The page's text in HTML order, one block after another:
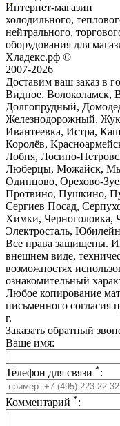
Интернет-магазин
холодильного,
нейтрального,
оборудования для
Хладекс.рф ©
2007-2026
Доставим ваш заказ в
Видное, Волоколамск,
Долгопрудный,
Железнодорожный,
Ивантеевка, Истра,
Королёв,
Лобня, Лосино-
Люберцы, Можайск,
Одинцово, Орехово-
Протвино, Пушкино,
Сергиев Посад,
Химки, Черноголовка,
Электросталь,
Все права защищены.
внешнем виде,
возможностях
ознакомительный
Любое копирование
письменного согласия
г.
Заказать обратный
Ваше имя:
Телефон для связи *:
Комментарий *: